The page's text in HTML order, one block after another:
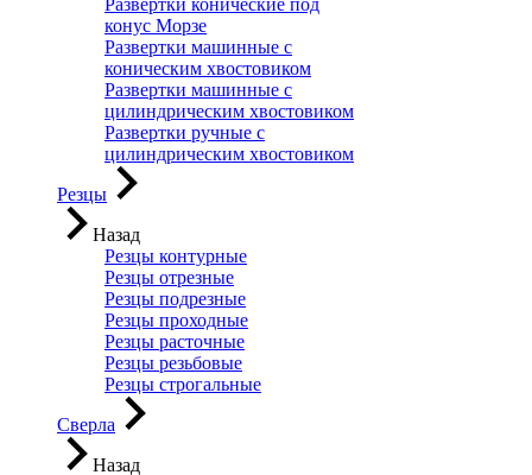
Развертки конические под
конус Морзе
Развертки машинные с
коническим хвостовиком
Развертки машинные с
цилиндрическим хвостовиком
Развертки ручные с
цилиндрическим хвостовиком
Резцы
Назад
Резцы контурные
Резцы отрезные
Резцы подрезные
Резцы проходные
Резцы расточные
Резцы резьбовые
Резцы строгальные
Сверла
Назад